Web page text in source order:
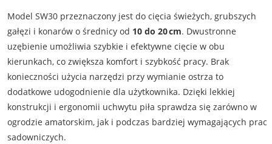
Model SW30 przeznaczony jest do cięcia świeżych, grubszych
gałęzi i konarów o średnicy od 10 do 20 cm. Dwustronne
uzębienie umożliwia szybkie i efektywne cięcie w obu
kierunkach, co zwiększa komfort i szybkość pracy. Brak
konieczności użycia narzędzi przy wymianie ostrza to
dodatkowe udogodnienie dla użytkownika. Dzięki lekkiej
konstrukcji i ergonomii uchwytu piła sprawdza się zarówno w
ogrodzie amatorskim, jak i podczas bardziej wymagających prac
sadowniczych.